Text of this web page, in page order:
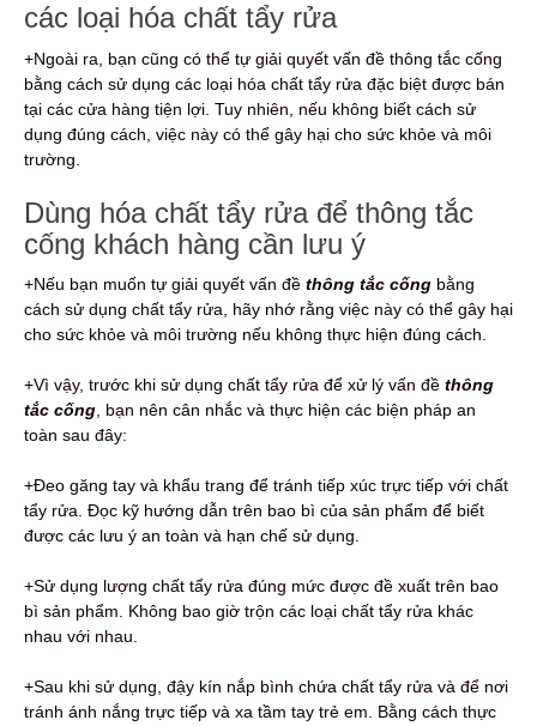
các loại hóa chất tẩy rửa
+Ngoài ra, bạn cũng có thể tự giải quyết vấn đề thông tắc cống
bằng cách sử dụng các loại hóa chất tẩy rửa đặc biệt được bán
tại các cửa hàng tiện lợi. Tuy nhiên, nếu không biết cách sử
dụng đúng cách, việc này có thể gây hại cho sức khỏe và môi
trường.
Dùng hóa chất tẩy rửa để thông tắc
cống khách hàng cần lưu ý
+Nếu bạn muốn tự giải quyết vấn đề thông tắc cống bằng
cách sử dụng chất tẩy rửa, hãy nhớ rằng việc này có thể gây hại
cho sức khỏe và môi trường nếu không thực hiện đúng cách.
+Vì vậy, trước khi sử dụng chất tẩy rửa để xử lý vấn đề thông
tắc cống , bạn nên cân nhắc và thực hiện các biện pháp an
toàn sau đây:
+Đeo găng tay và khẩu trang để tránh tiếp xúc trực tiếp với chất
tẩy rửa. Đọc kỹ hướng dẫn trên bao bì của sản phẩm để biết
được các lưu ý an toàn và hạn chế sử dụng.
+Sử dụng lượng chất tẩy rửa đúng mức được đề xuất trên bao
bì sản phẩm. Không bao giờ trộn các loại chất tẩy rửa khác
nhau với nhau.
+Sau khi sử dụng, đậy kín nắp bình chứa chất tẩy rửa và để nơi
tránh ánh nắng trực tiếp và xa tầm tay trẻ em. Bằng cách thực